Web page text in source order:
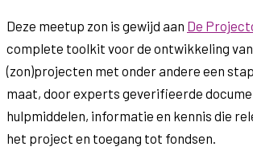
Deze meetup zon is gewijd aan De
complete toolkit voor de ontwikkeling
(zon)projecten met onder andere een
maat, door experts geverifieerde
hulpmiddelen, informatie en kennis die
het project en toegang tot fondsen.